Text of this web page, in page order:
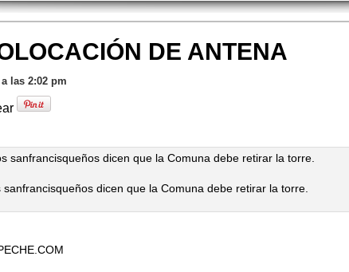
DE ANTENA
las 2:02 pm
sanfrancisqueños dicen que la Comuna debe retirar la torre.